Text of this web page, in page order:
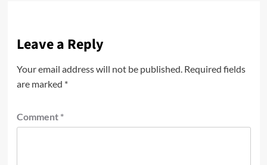
Leave a Reply
Your email address will not be published. Required fields
are marked *
Comment *